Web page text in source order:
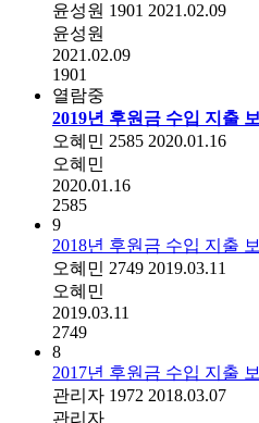
윤성원 1901 2021.02.09
윤성원
2021.02.09
1901
열람중
2019년 후원금 수입 지출
오혜민 2585 2020.01.16
오혜민
2020.01.16
2585
9
2018년 후원금 수입 지출
오혜민 2749 2019.03.11
오혜민
2019.03.11
2749
8
2017년 후원금 수입 지출
관리자 1972 2018.03.07
관리자